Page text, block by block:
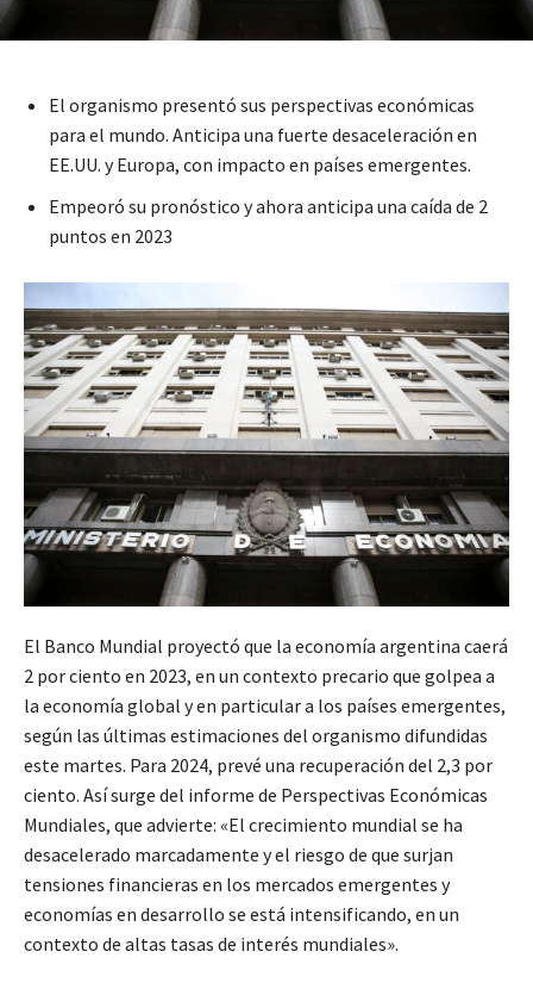
El organismo presentó sus perspectivas económicas
para el mundo. Anticipa una fuerte desaceleración en
EE.UU. y Europa, con impacto en países emergentes.
Empeoró su pronóstico y ahora anticipa una caída de 2
puntos en 2023
El Banco Mundial proyectó que la economía argentina caerá
2 por ciento en 2023, en un contexto precario que golpea a
la economía global y en particular a los países emergentes,
según las últimas estimaciones del organismo difundidas
este martes. Para 2024, prevé una recuperación del 2,3 por
ciento. Así surge del informe de Perspectivas Económicas
Mundiales, que advierte: «El crecimiento mundial se ha
desacelerado marcadamente y el riesgo de que surjan
tensiones financieras en los mercados emergentes y
economías en desarrollo se está intensificando, en un
contexto de altas tasas de interés mundiales».